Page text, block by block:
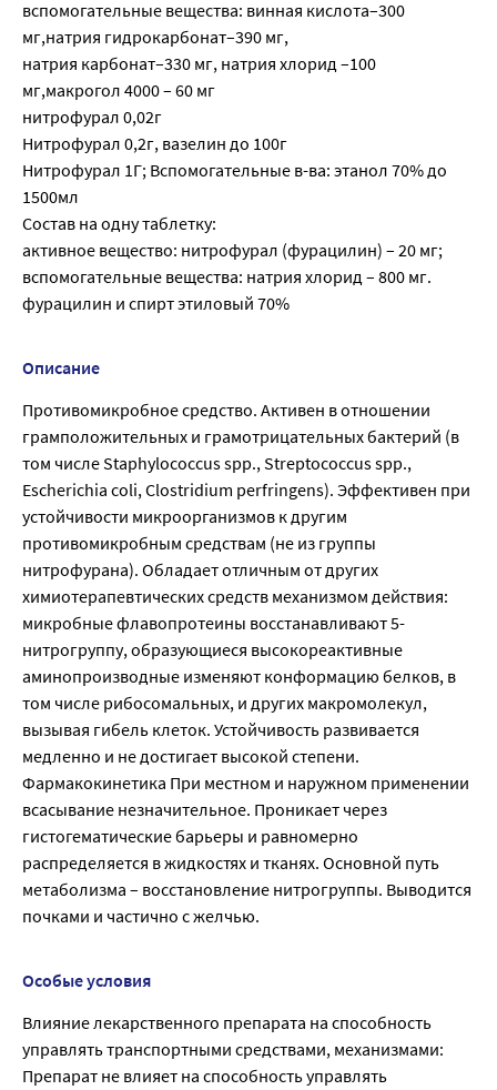
вспомогательные вещества: винная кислота–300
мг,натрия гидрокарбонат–390 мг,
натрия карбонат–330 мг, натрия хлорид –100
мг,макрогол 4000 – 60 мг
нитрофурал 0,02г
Нитрофурал 0,2г, вазелин до 100г
Нитрофурал 1Г; Вспомогательные в-ва: этанол 70% до
1500мл
Состав на одну таблетку:
активное вещество: нитрофурал (фурацилин) – 20 мг;
вспомогательные вещества: натрия хлорид – 800 мг.
фурацилин и спирт этиловый 70%
Описание
Противомикробное средство. Активен в отношении
грамположительных и грамотрицательных бактерий (в
том числе Staphylococcus spp., Streptococcus spp.,
Escherichia coli, Clostridium perfringens). Эффективен при
устойчивости микроорганизмов к другим
противомикробным средствам (не из группы
нитрофурана). Обладает отличным от других
химиотерапевтических средств механизмом действия:
микробные флавопротеины восстанавливают 5-
нитрогруппу, образующиеся высокореактивные
аминопроизводные изменяют конформацию белков, в
том числе рибосомальных, и других макромолекул,
вызывая гибель клеток. Устойчивость развивается
медленно и не достигает высокой степени.
Фармакокинетика При местном и наружном применении
всасывание незначительное. Проникает через
гистогематические барьеры и равномерно
распределяется в жидкостях и тканях. Основной путь
метаболизма – восстановление нитрогруппы. Выводится
почками и частично с желчью.
Особые условия
Влияние лекарственного препарата на способность
управлять транспортными средствами, механизмами:
Препарат не влияет на способность управлять